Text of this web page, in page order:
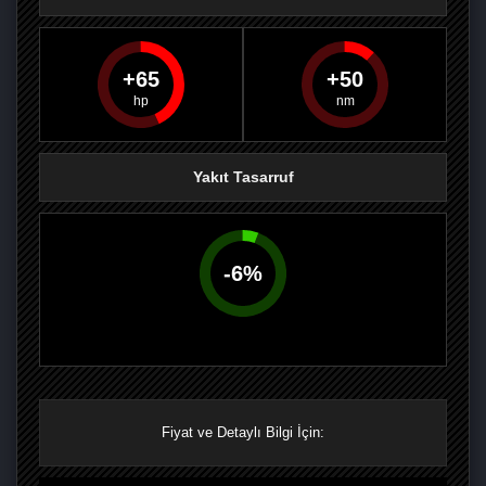
PAYLAŞPAYLAŞPLUS'TA
65 50
Yakıt Tasarruf
-6%
Fiyat ve Detaylı Bilgi İçin: